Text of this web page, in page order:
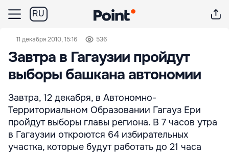
RU
11 декабря 2010, 15:16 536
Завтра в Гагаузии пройдут
выборы башкана автономии
Завтра, 12 декабря, в Автономно-
Территориальном Образовании Гагауз Ери
пройдут выборы главы региона. В 7 часов утра
в Гагаузии откроются 64 избирательных
участка, которые будут работать до 21 часа